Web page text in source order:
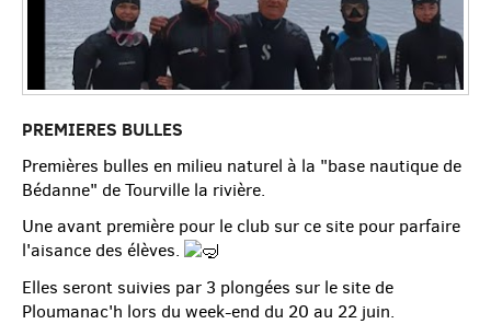
PREMIERES BULLES
Premières bulles en milieu naturel à la "base nautique de
Bédanne" de Tourville la rivière.
Une avant première pour le club sur ce site pour parfaire
l'aisance des élèves.
Elles seront suivies par 3 plongées sur le site de
Ploumanac'h lors du week-end du 20 au 22 juin.